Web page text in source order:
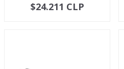
AGOTADO
$24.211 CLP